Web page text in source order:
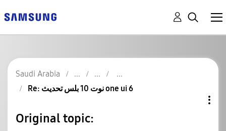
Saudi Arabia
Re: نوت 10 بلس تحديث one ui 6
Original topic: